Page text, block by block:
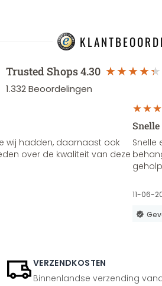
Trusted Shops4.30
1.332Beoordelingen
wij hadden, daarnaast ook
over de kwaliteit van deze
Snelle
11-06-
VERZENDKOSTEN
Binnenlandse verzending